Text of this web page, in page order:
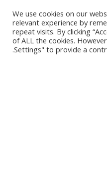
We use cookies on our
relevant experience by
repeat visits. By clicking
of ALL the cookies.
Settings" to provide a